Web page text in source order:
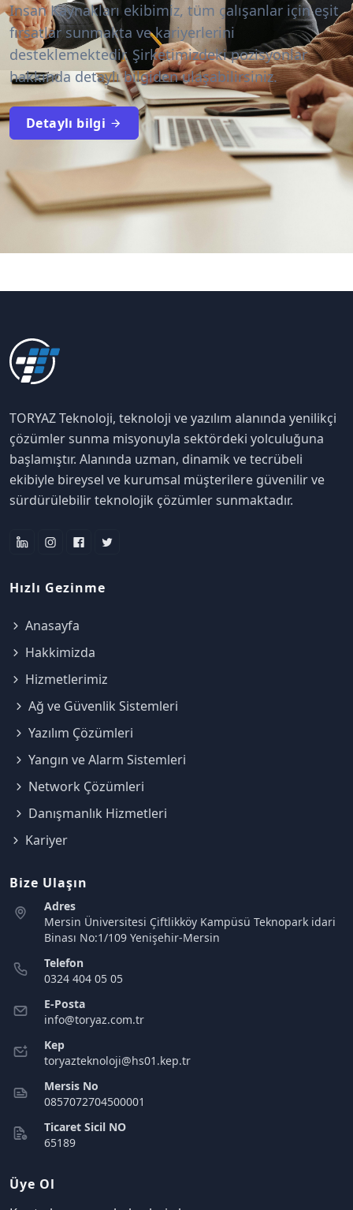
Insan Kaynakları ekibimiz, tüm çalışanlar için eşit
fırsatlar sunmakta ve kariyerlerini
desteklemektedir. Şirketimizdeki pozisyonlar
hakkında detaylı bilgiden ulaşabilirsiniz.
Detaylı bilgi
TORYAZ Teknoloji, teknoloji ve yazılım alanında yenilikçi
çözümler sunma misyonuyla sektördeki yolculuğuna
başlamıştır. Alanında uzman, dinamik ve tecrübeli
ekibiyle bireysel ve kurumsal müşterilere güvenilir ve
sürdürülebilir teknolojik çözümler sunmaktadır.
Hızlı Gezinme
Anasayfa
Hakkimizda
Hizmetlerimiz
Ağ ve Güvenlik Sistemleri
Yazılım Çözümleri
Yangın ve Alarm Sistemleri
Network Çözümleri
Danışmanlık Hizmetleri
Kariyer
Bize Ulaşın
Adres
Mersin Üniversitesi Çiftlikköy Kampüsü Teknopark idari
Binası No:1/109 Yenişehir-Mersin
Telefon
0324 404 05 05
E-Posta
info@toryaz.com.tr
Kep
toryazteknoloji@hs01.kep.tr
Mersis No
0857072704500001
Ticaret Sicil NO
65189
Üye Ol